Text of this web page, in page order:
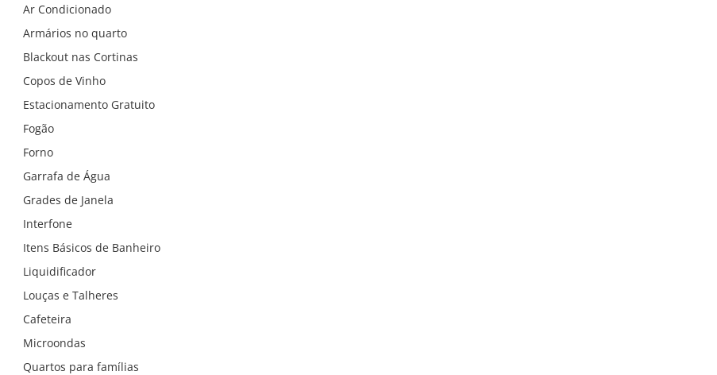
Ar Condicionado
Armários no quarto
Blackout nas Cortinas
Copos de Vinho
Estacionamento Gratuito
Fogão
Forno
Garrafa de Água
Grades de Janela
Interfone
Itens Básicos de Banheiro
Liquidificador
Louças e Talheres
Cafeteira
Microondas
Quartos para famílias